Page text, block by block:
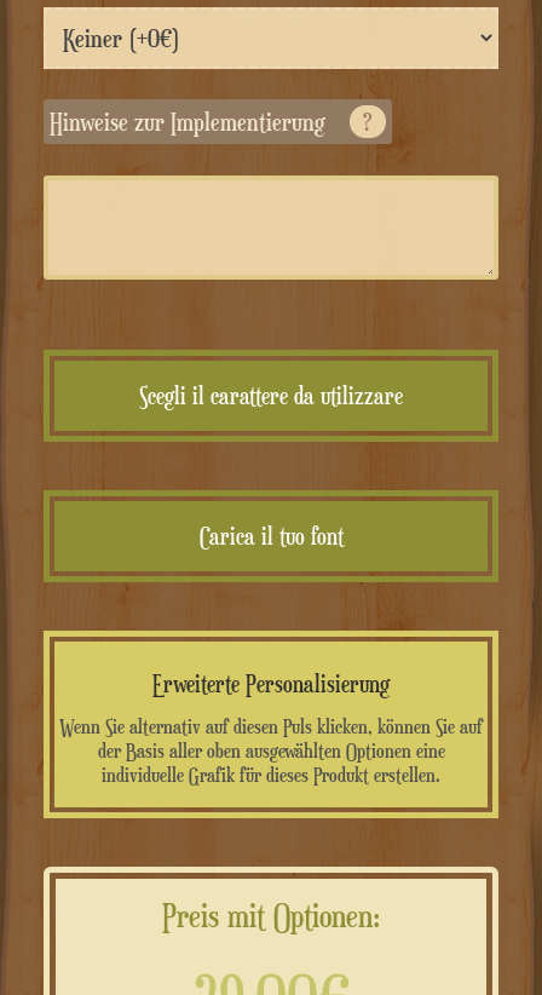
Hinweise zur Implementierung ?
Scegli il carattere da utilizzare
Carica il tuo font
Erweiterte Personalisierung
Wenn Sie alternativ auf diesen Puls klicken, können Sie auf
der Basis aller oben ausgewählten Optionen eine
individuelle Grafik für dieses Produkt erstellen.
Preis mit Optionen: